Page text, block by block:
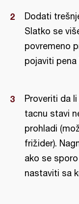
Dodati
Slatko se
povremeno
pojaviti
Proveriti da
tacnu stavi
prohladi
frižider).
ako se
nastaviti sa